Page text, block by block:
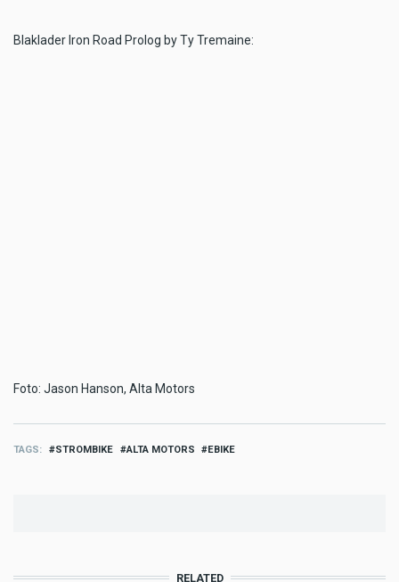
Blaklader Iron Road Prolog by Ty Tremaine:
Foto: Jason Hanson, Alta Motors
TAGS STROMBIKE ALTA MOTORS EBIKE
RELATED